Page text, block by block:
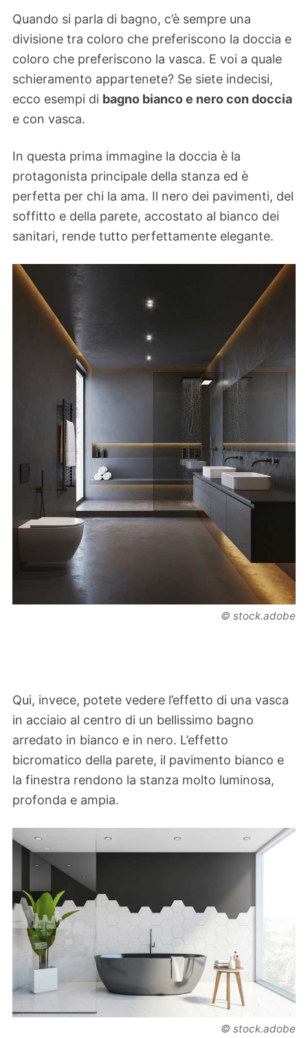
Quando si parla di bagno, c’è sempre una
divisione tra coloro che preferiscono la doccia e
coloro che preferiscono la vasca. E voi a quale
schieramento appartenete? Se siete indecisi,
ecco esempi di bagno bianco e nero con doccia
e con vasca.
In questa prima immagine la doccia è la
protagonista principale della stanza ed è
perfetta per chi la ama. Il nero dei pavimenti, del
soffitto e della parete, accostato al bianco dei
sanitari, rende tutto perfettamente elegante.
© stock.adobe
Qui, invece, potete vedere l’effetto di una vasca
in acciaio al centro di un bellissimo bagno
arredato in bianco e in nero. L’effetto
bicromatico della parete, il pavimento bianco e
la finestra rendono la stanza molto luminosa,
profonda e ampia.
© stock.adobe